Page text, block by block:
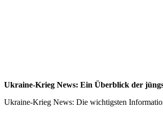
Ukraine-Krieg News: Ein Überblick der
Ukraine-Krieg News: Die wichtigsten